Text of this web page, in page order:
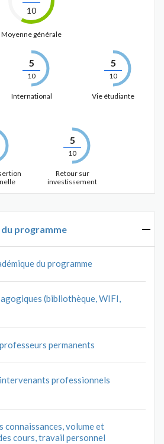
10
Moyenne générale
5
10
International
5
10
Vie étudiante
5
10
Retour sur
investissement
du programme
du programme
(bibliothèque, WIFI,
permanents
professionnels
connaissances, volume et
cours, travail personnel